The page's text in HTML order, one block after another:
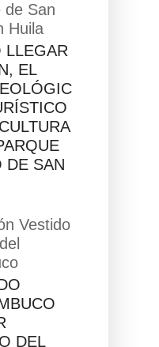
de San
Huila
LLEGAR
EL
DE SAN
Vestido
DEL